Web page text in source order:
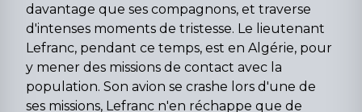
davantage que ses compagnons, et traverse
d'intenses moments de tristesse. Le lieutenant
Lefranc, pendant ce temps, est en Algérie, pour
y mener des missions de contact avec la
population. Son avion se crashe lors d'une de
ses missions, Lefranc n'en réchappe que de